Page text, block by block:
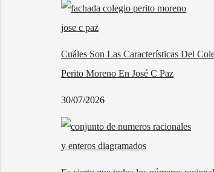
Cuáles Son Las Características Del
Perito Moreno En José C Paz
30/07/2026